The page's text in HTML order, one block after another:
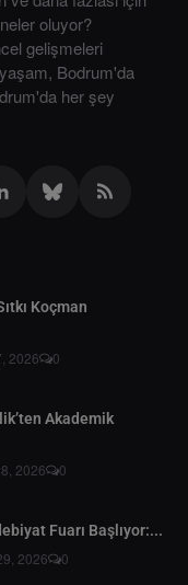
oluyor?
gelişmeleri
Bodrum'da
her şey
Koçman
2026 0
Akademik
2026 0
Fuarı Başlıyor:...
2026 0